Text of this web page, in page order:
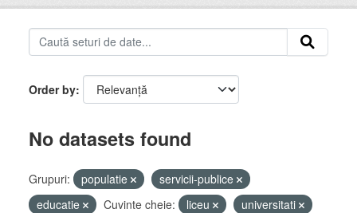
Order by
No datasets found
Grupuri: populatie
servicii-publice
educatie
Cuvinte cheie: liceu
universitati